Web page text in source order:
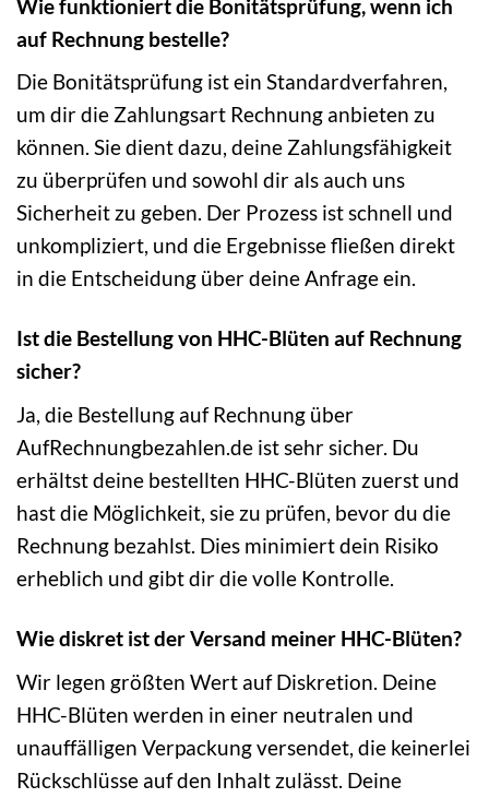
Wie funktioniert die Bonitätsprüfung, wenn ich
auf Rechnung bestelle?
Die Bonitätsprüfung ist ein Standardverfahren,
um dir die Zahlungsart Rechnung anbieten zu
können. Sie dient dazu, deine Zahlungsfähigkeit
zu überprüfen und sowohl dir als auch uns
Sicherheit zu geben. Der Prozess ist schnell und
unkompliziert, und die Ergebnisse fließen direkt
in die Entscheidung über deine Anfrage ein.
Ist die Bestellung von HHC-Blüten auf Rechnung
sicher?
Ja, die Bestellung auf Rechnung über
AufRechnungbezahlen.de ist sehr sicher. Du
erhältst deine bestellten HHC-Blüten zuerst und
hast die Möglichkeit, sie zu prüfen, bevor du die
Rechnung bezahlst. Dies minimiert dein Risiko
erheblich und gibt dir die volle Kontrolle.
Wie diskret ist der Versand meiner HHC-Blüten?
Wir legen größten Wert auf Diskretion. Deine
HHC-Blüten werden in einer neutralen und
unauffälligen Verpackung versendet, die keinerlei
Rückschlüsse auf den Inhalt zulässt. Deine